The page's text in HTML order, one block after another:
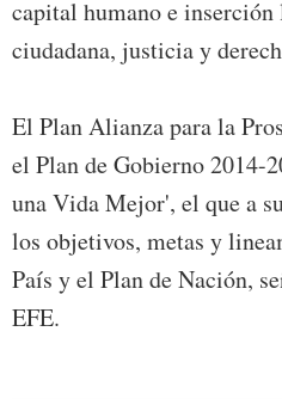
capital humano e
ciudadana, justicia y
El Plan Alianza para la
el Plan de Gobierno 2014-
una Vida Mejor', el que a
los objetivos, metas y
País y el Plan de Nación,
EFE.